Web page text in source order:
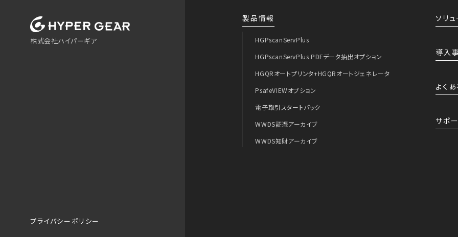
株式会社ハイパーギア
プライバシーポリシー
製品情報
HGPscanServPlus
HGPscanServPlus PDFデータ抽出オプション
HGQRオートプリンタ+HGQRオートジェネレータ
PsafeVIEWオプション
電子取引スタートパック
WWDS証憑アーカイブ
WWDS知財アーカイブ
ソリ
導入
よく
サポ